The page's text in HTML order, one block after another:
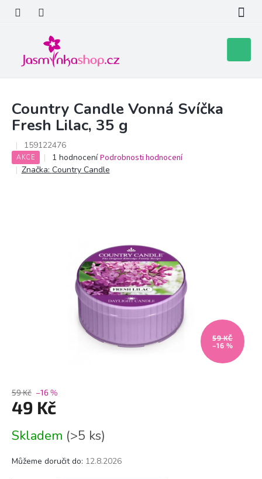
obsah
košík
Country Candle Vonná Svíčka
Fresh Lilac, 35 g
159122476
AKCE
Průměrné
hodnocení
1 hodnocení Podrobnosti hodnocení
Značka: Country Candle
59 KČ
–16 %
59 Kč –16 %
49 Kč
cena:
Skladem (>5 ks)
Můžeme doručit do: 12.8.2026